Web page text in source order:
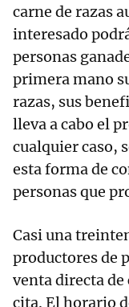
carne de razas
interesado
personas
primera mano
razas, sus
lleva a cabo el
cualquier caso,
esta forma de
personas que
Casi una
productores de
venta directa de
cita. El horario